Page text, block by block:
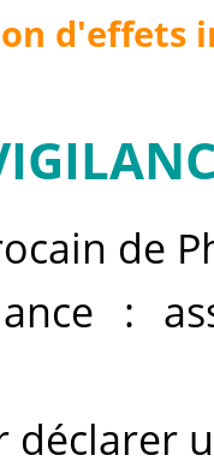
d'effets
de
:
déclarer